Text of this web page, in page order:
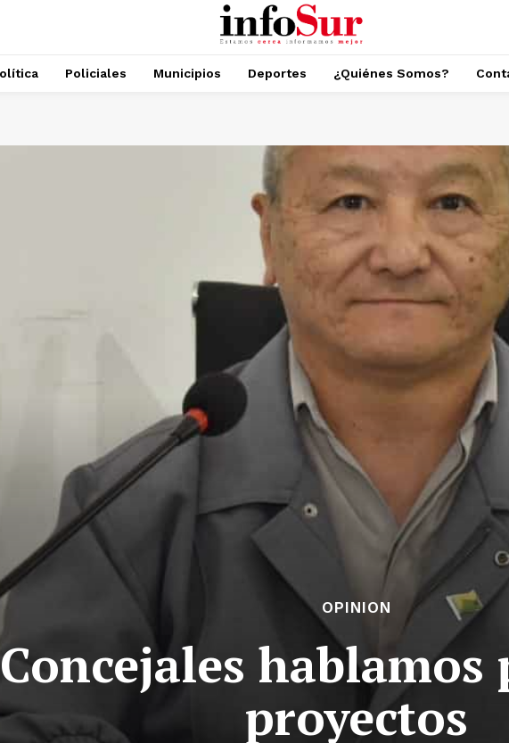
Policiales Municipios Deportes ¿Quiénes Somos?
OPINION
proyectos